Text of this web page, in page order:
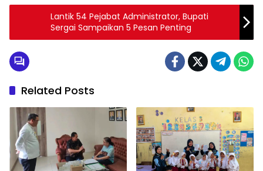
Lantik 54 Pejabat Administrator, Bupati
Sergai Sampaikan 5 Pesan Penting
Related Posts